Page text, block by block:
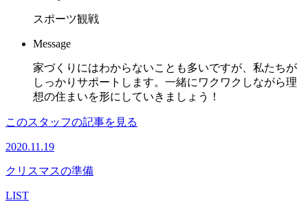
スポーツ観戦
Message
家づくりにはわからないことも多いですが、私たちが
しっかりサポートします。一緒にワクワクしながら理
想の住まいを形にしていきましょう！
このスタッフの記事を見る
2020.11.19
クリスマスの準備
LIST